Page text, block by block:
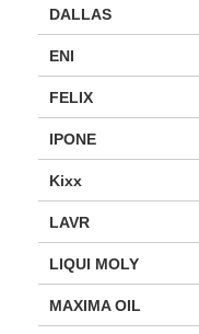
DALLAS
ENI
FELIX
IPONE
Kixx
LAVR
LIQUI MOLY
MAXIMA OIL